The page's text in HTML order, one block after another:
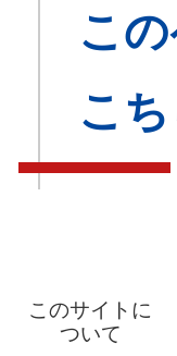
こ
こ
このサイトに
ついて